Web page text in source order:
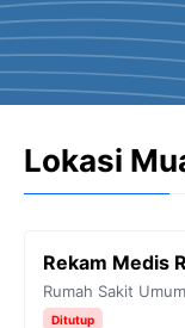
Lokasi
Rekam Medis
Rumah Sakit
Ditutup